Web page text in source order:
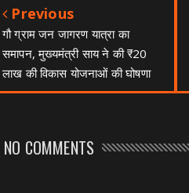
Previous
गौ ग्राम जन जागरण यात्रा का
समापन, मुख्यमंत्री साय ने की ₹20
लाख की विकास योजनाओं की घोषणा
NO COMMENTS